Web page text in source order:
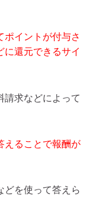
ポイントが付与さ
に還元できるサイ
請求などによって
えることで報酬が
どを使って答えら